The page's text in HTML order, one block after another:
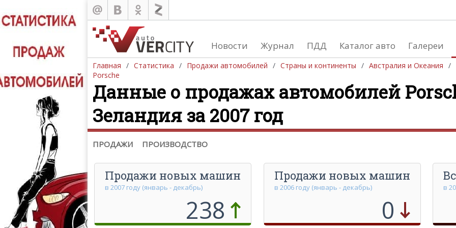
Новости Журнал ПДД Каталог авто Галереи
Главная Статистика Продажи автомобилей Страны и континенты Австралия и Океания
Porsche
Данные о продажах автомобилей
Зеландия за 2007 год
ПРОДАЖИ ПРОИЗВОДСТВО
Продажа автомобилей
Европа
Азия
Северная Америка
Южная Америка
Африка
Производство
Азия
Продажи новых машин
в 2007 году (январь - декабрь)
238
Продажи новых машин
в 2006 году (январь - декабрь)
0
в